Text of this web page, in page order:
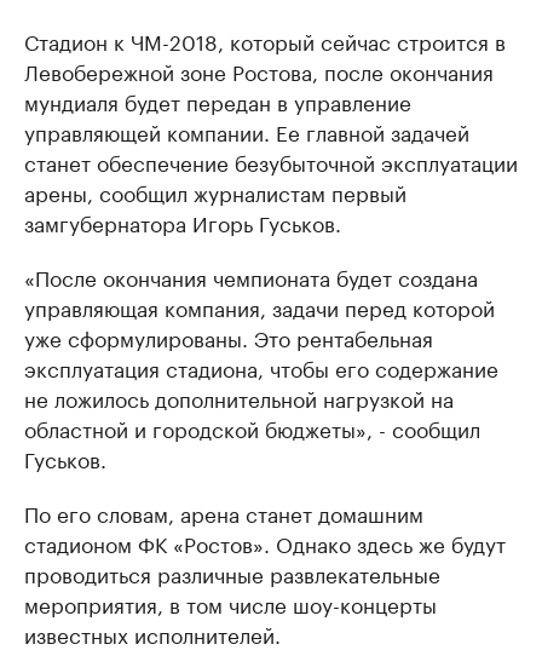
Стадион к ЧМ-2018, который сейчас строится в
Левобережной зоне Ростова, после окончания
мундиаля будет передан в управление
управляющей компании. Ее главной задачей
станет обеспечение безубыточной эксплуатации
арены, сообщил журналистам первый
замгубернатора Игорь Гуськов.
«После окончания чемпионата будет создана
управляющая компания, задачи перед которой
уже сформулированы. Это рентабельная
эксплуатация стадиона, чтобы его содержание
не ложилось дополнительной нагрузкой на
областной и городской бюджеты», - сообщил
Гуськов.
По его словам, арена станет домашним
стадионом ФК «Ростов». Однако здесь же будут
проводиться различные развлекательные
мероприятия, в том числе шоу-концерты
известных исполнителей.